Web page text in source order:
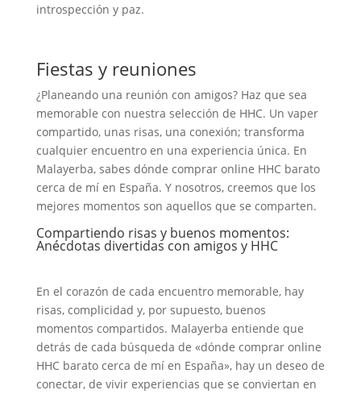
introspección y paz.
Fiestas y reuniones
¿Planeando una reunión con amigos? Haz que sea
memorable con nuestra selección de HHC. Un vaper
compartido, unas risas, una conexión; transforma
cualquier encuentro en una experiencia única. En
Malayerba, sabes dónde comprar online HHC barato
cerca de mí en España. Y nosotros, creemos que los
mejores momentos son aquellos que se comparten.
Compartiendo risas y buenos momentos:
Anécdotas divertidas con amigos y HHC
En el corazón de cada encuentro memorable, hay
risas, complicidad y, por supuesto, buenos
momentos compartidos. Malayerba entiende que
detrás de cada búsqueda de «dónde comprar online
HHC barato cerca de mí en España», hay un deseo de
conectar, de vivir experiencias que se conviertan en